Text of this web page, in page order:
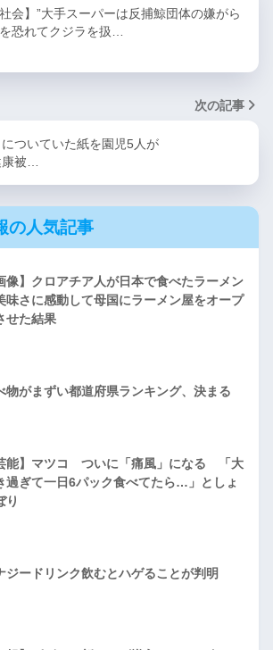
社会】”大手スーパーは反捕鯨団体の嫌がら
恐れてクジラを扱…
次の記事
についていた紙を園児5人が
被…
の人気記事
像】クロアチア人が日本で食べたラーメン
味さに感動して母国にラーメン屋をオープ
せた結果
物がまずい都道府県ランキング、決まる
能】マツコ ついに「痛風」になる 「大
過ぎて一日6パック食べてたら…」としょ
り
ジードリンク飲むとハゲることが判明